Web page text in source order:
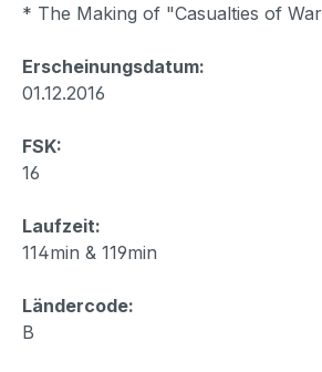
* The Making of "Casualties of
Erscheinungsdatum:
01.12.2016
FSK:
16
Laufzeit:
114min & 119min
Ländercode:
B